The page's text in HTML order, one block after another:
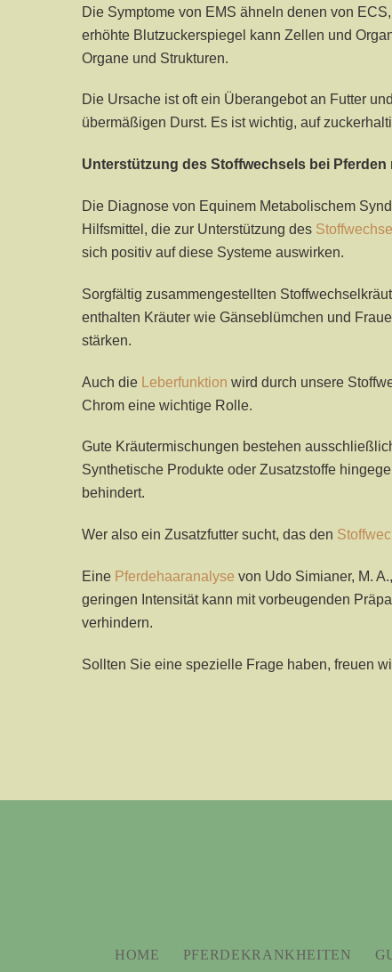
Die Symptome von EMS ähneln denen von
erhöhte Blutzuckerspiegel kann Zellen und
Organe und Strukturen.
Die Ursache ist oft ein Überangebot an Futter
übermäßigen Durst. Es ist wichtig, auf
Unterstützung des Stoffwechsels bei
Die Diagnose von Equinem Metabolischem
Hilfsmittel, die zur Unterstützung des
sich positiv auf diese Systeme auswirken.
Sorgfältig zusammengestellten
enthalten Kräuter wie Gänseblümchen und
stärken.
Auch die Leberfunktion wird durch unsere
Chrom eine wichtige Rolle.
Gute Kräutermischungen bestehen
Synthetische Produkte oder Zusatzstoffe
behindert.
Wer also ein Zusatzfutter sucht, das den
Eine Pferdehaaranalyse von Udo Simianer, M.
geringen Intensität kann mit vorbeugenden
verhindern.
Sollten Sie eine spezielle Frage haben, freuen
HOME PFERDEKRANKHEITEN